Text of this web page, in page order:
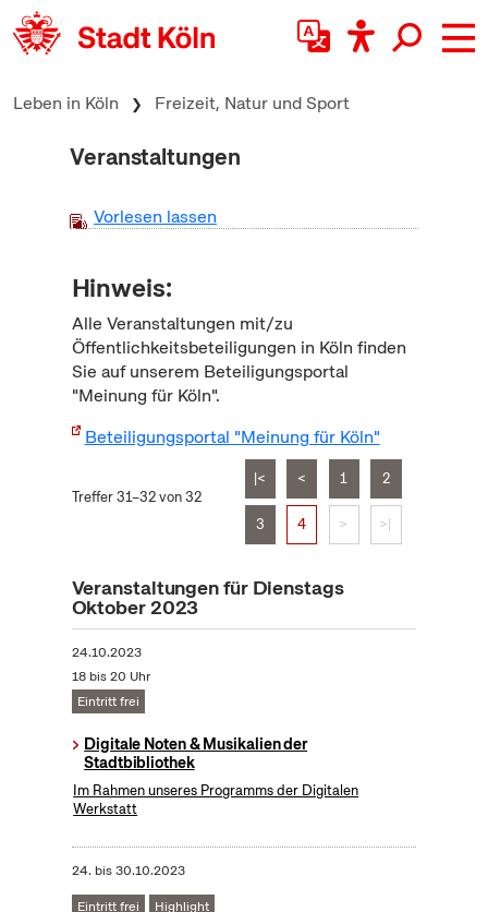
zum Inhalt springen
Leben in Köln Freizeit, Natur und Sport
Veranstaltungen
Vorlesen lassen
Hinweis:
Alle Veranstaltungen mit/zu
Öffentlichkeitsbeteiligungen in Köln finden
Sie auf unserem Beteiligungsportal
"Meinung für Köln".
Beteiligungsportal "Meinung für Köln"
Treffer 31–32 von 32
|< < 1 2
3 4 > >|
Veranstaltungen für Dienstags
Oktober 2023
24.10.2023
18 bis 20 Uhr
Eintritt frei
Digitale Noten & Musikalien der
Stadtbibliothek
Im Rahmen unseres Programms der Digitalen
Werkstatt
24. bis30.10.2023
Eintritt frei Highlight